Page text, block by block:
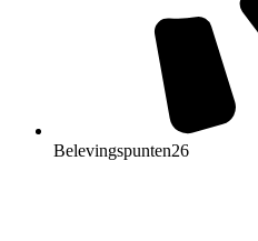
Belevingspunten26